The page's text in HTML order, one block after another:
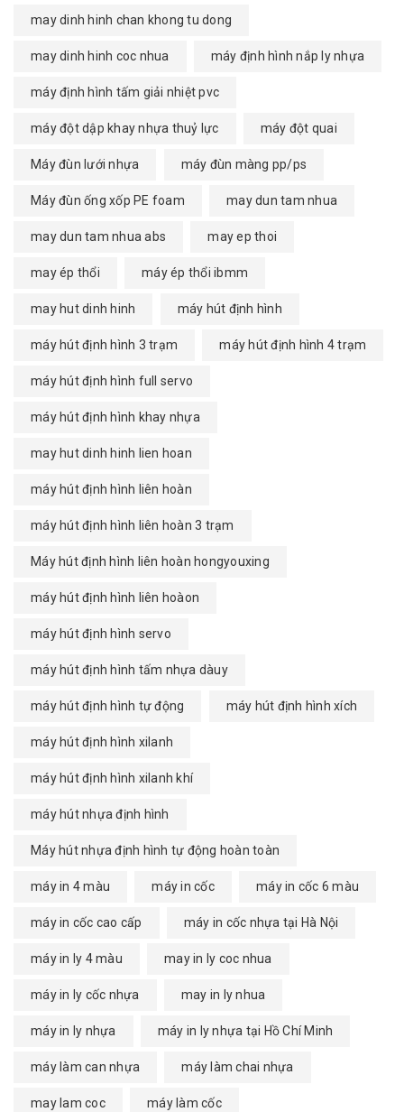
may dinh hinh chan khong tu dong
may dinh hinh coc nhua máy định hình nắp ly nhựa
máy định hình tấm giải nhiệt pvc
máy đột dập khay nhựa thuỷ lực máy đột quai
Máy đùn lưới nhựa máy đùn màng pp/ps
Máy đùn ống xốp PE foam may dun tam nhua
may dun tam nhua abs may ep thoi
may ép thổi máy ép thổi ibmm
may hut dinh hinh máy hút định hình
máy hút định hình 3 trạm máy hút định hình 4 trạm
máy hút định hình full servo
máy hút định hình khay nhựa
may hut dinh hinh lien hoan
máy hút định hình liên hoàn
máy hút định hình liên hoàn 3 trạm
Máy hút định hình liên hoàn hongyouxing
máy hút định hình liên hoàon
máy hút định hình servo
máy hút định hình tấm nhựa dàuy
máy hút định hình tự động máy hút định hình xích
máy hút định hình xilanh
máy hút định hình xilanh khí
máy hút nhựa định hình
Máy hút nhựa định hình tự động hoàn toàn
máy in 4 màu máy in cốc máy in cốc 6 màu
máy in cốc cao cấp máy in cốc nhựa tại Hà Nội
máy in ly 4 màu may in ly coc nhua
máy in ly cốc nhựa may in ly nhua
máy in ly nhựa máy in ly nhựa tại Hồ Chí Minh
máy làm can nhựa máy làm chai nhựa
may lam coc máy làm cốc